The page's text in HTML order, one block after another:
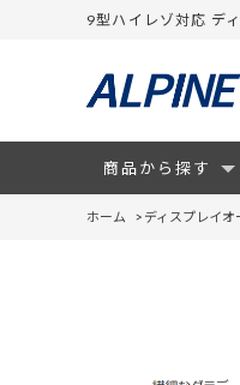
9型ハイレゾ対応 デ
商品から探す
ホーム > ディスプレイオ